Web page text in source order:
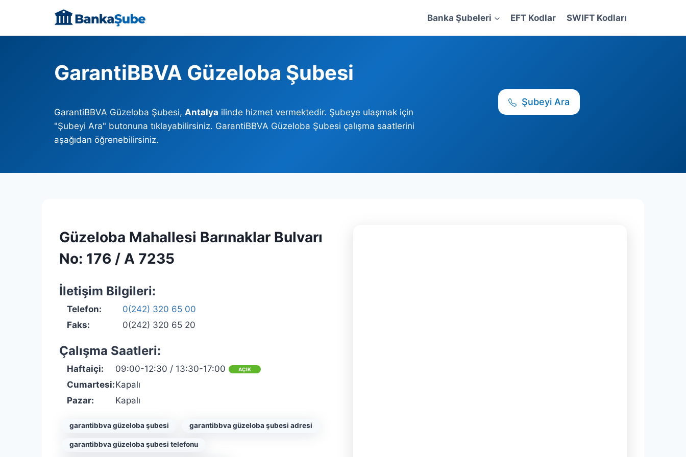
content
Banka Şubeleri EFT Kodlar SWIFT Kodları
GarantiBBVA Güzeloba Şubesi
GarantiBBVA Güzeloba Şubesi, Antalya ilinde hizmet vermektedir. Şubeye ulaşmak için
"Şubeyi Ara" butonuna tıklayabilirsiniz. GarantiBBVA Güzeloba Şubesi çalışma saatlerini
aşağıdan öğrenebilirsiniz.
Şubeyi Ara
Güzeloba Mahallesi Barınaklar Bulvarı
No: 176 / A 7235
İletişim Bilgileri:
Telefon:
0(242) 320 65 00
Faks:
0(242) 320 65 20
Çalışma Saatleri:
Haftaiçi: 09:00-12:30 / 13:30-17:00 AÇIK
Cumartesi:Kapalı
Pazar:
Kapalı
garantibbva güzeloba şubesi garantibbva güzeloba şubesi adresi
garantibbva güzeloba şubesi telefonu